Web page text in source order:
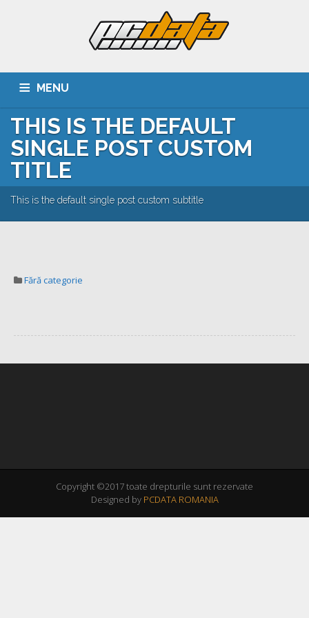
MENU
ACASA DESPRE NOI SERVICII CLIENTI
PORTOFOLIU CARIERA CONTACT
THIS IS THE DEFAULT
SINGLE POST CUSTOM
TITLE
This is the default single post custom subtitle
Fără categorie
Copyright ©2017 toate drepturile sunt rezervate
Designed by PCDATA ROMANIA